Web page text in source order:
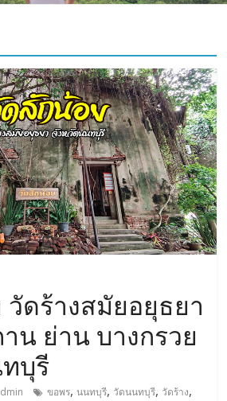
ดร้างสมัยอยุธยา
น ย่าน บางกรวย
บุรี
ขอพร,นนทบุรี, วัดนนทบุรี, วัดร้าง,